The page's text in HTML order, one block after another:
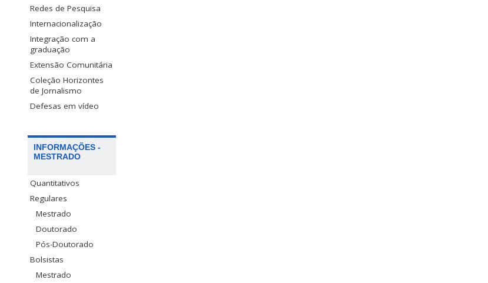
Redes de Pesquisa
Internacionalização
Integração com a
graduação
Extensão Comunitária
Coleção Horizontes
de Jornalismo
Defesas em vídeo
INFORMAÇÕES -
MESTRADO
Quantitativos
Regulares
Mestrado
Doutorado
Pós-Doutorado
Bolsistas
Mestrado